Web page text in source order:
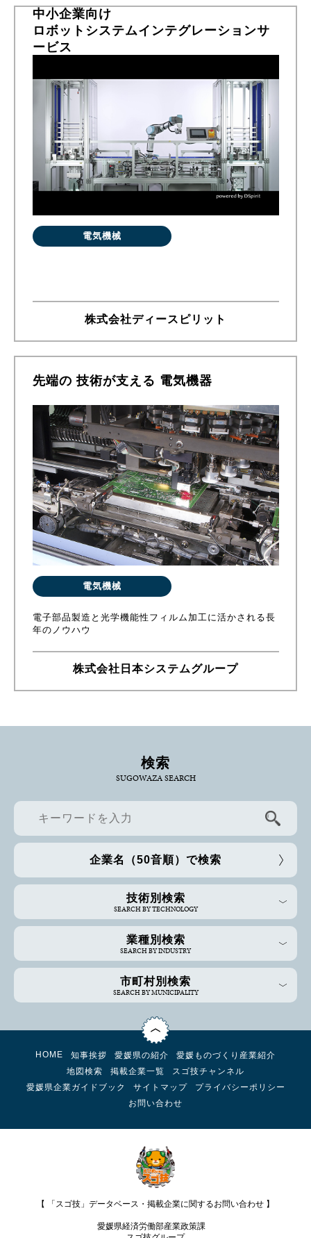
中小企業向け
ロボットシステムインテグレーションサ
ービス
電気機械
株式会社ディースピリット
先端の 技術が支える 電気機器
電気機械
電子部品製造と光学機能性フィルム加工に活かされる長
年のノウハウ
株式会社日本システムグループ
検索
SUGOWAZA SEARCH
企業名（50音順）で検索
技術別検索
SEARCH BY TECHNOLOGY
業種別検索
SEARCH BY INDUSTRY
市町村別検索
SEARCH BY MUNICIPALITY
HOME 知事挨拶 愛媛県の紹介
愛媛ものづくり産業紹介
地図検索
掲載企業一覧
スゴ技チャンネル
愛媛県企業ガイドブック
サイトマップ
プライバシーポリシー
お問い合わせ
【 「スゴ技」データベース・掲載企業に関するお問い合わせ 】
愛媛県経済労働部産業政策課